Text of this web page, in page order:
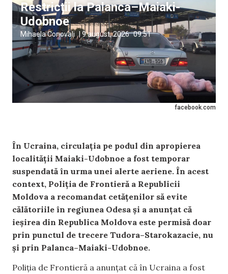
facebook.com
Restricții la Palanca–Maiaki-
Udobnoe
Mihaela Conovali |9 august, 2026 09:51
În Ucraina, circulația pe podul din apropierea
localității Maiaki-Udobnoe a fost temporar
suspendată în urma unei alerte aeriene. În acest
context, Poliția de Frontieră a Republicii
Moldova a recomandat cetățenilor să evite
călătoriile în regiunea Odesa și a anunțat că
ieșirea din Republica Moldova este permisă doar
prin punctul de trecere Tudora–Starokazacie, nu
și prin Palanca–Maiaki-Udobnoe.
Poliția de Frontieră a anunțat că în Ucraina a fost